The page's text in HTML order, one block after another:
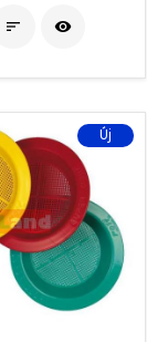
 
Új